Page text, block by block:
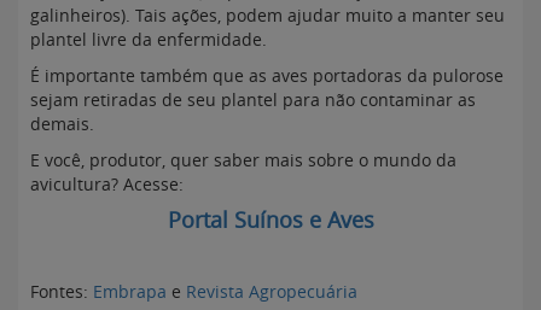
galinheiros). Tais ações, podem ajudar muito a manter seu
plantel livre da enfermidade.
É importante também que as aves portadoras da pulorose
sejam retiradas de seu plantel para não contaminar as
demais.
E você, produtor, quer saber mais sobre o mundo da
avicultura? Acesse:
Portal Suínos e Aves
Fontes: Embrapa e Revista Agropecuária